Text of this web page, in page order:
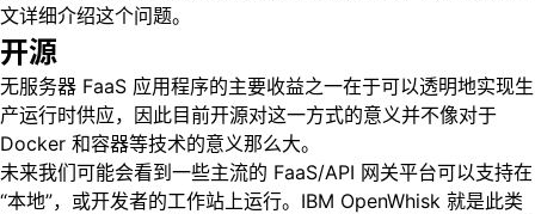
文详细介绍这个问题。
开源
无服务器 FaaS 应用程序的主要收益之一在于可以透明地实现生
产运行时供应，因此目前开源对这一方式的意义并不像对于
Docker 和容器等技术的意义那么大。
未来我们可能会看到一些主流的 FaaS/API 网关平台可以支持在
“本地”，或开发者的工作站上运行。IBM OpenWhisk 就是此类